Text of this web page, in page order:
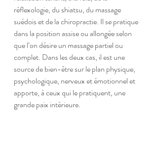
réflexologie, du shiatsu, du massage
suédois et de la chiropractie. Il se pratique
dans la position assise ou allongée selon
que l’on désire un massage partiel ou
complet. Dans les deux cas, il est une
source de bien-être sur le plan physique,
psychologique, nerveux et émotionnel et
apporte, à ceux qui le pratiquent, une
grande paix intérieure.